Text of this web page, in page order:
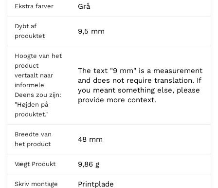
Ekstra farver Grå
Dybt af
produktet
9,5 mm
Hoogte van het
product
vertaalt naar
informele
Deens zou zijn:
"Højden på
produktet."
The text "9 mm" is a measurement
and does not require translation. If
you meant something else, please
provide more context.
Breedte van
het product
48 mm
Vægt Produkt 9,86 g
Skriv montage Printplade